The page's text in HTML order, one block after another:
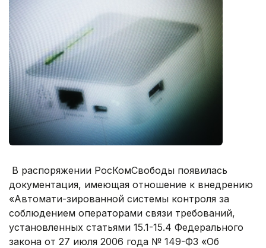
В распоряжении РосКомСвободы появилась
документация, имеющая отношение к внедрению
«Автомати-зированной системы контроля за
соблюдением операторами связи требований,
установленных статьями 15.1-15.4 Федерального
закона от 27 июля 2006 года № 149-ФЗ «Об